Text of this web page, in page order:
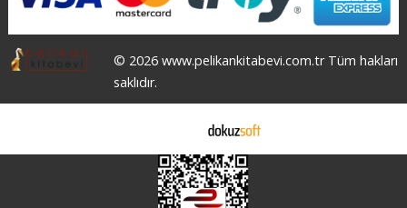
© 2026 www.pelikankitabevi.com.tr Tüm hakları
saklıdır.